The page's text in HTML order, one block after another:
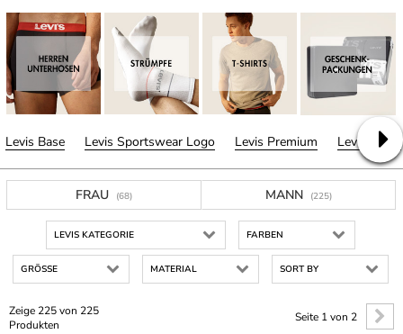
Levis Base Levis Sportswear Logo Levis Premium Levis Sport
FRAU (68) MANN (225)
LEVIS KATEGORIE FARBEN
GRÖSSE MATERIAL SORT BY
Seite 1 von 2
Zeige 225 von 225
Produkten